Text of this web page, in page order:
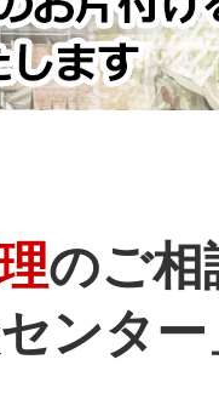
のご相
ンタ